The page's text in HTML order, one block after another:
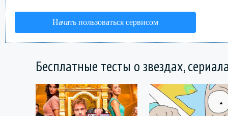
Начать пользоваться сервисом
Бесплатные тесты о звездах,